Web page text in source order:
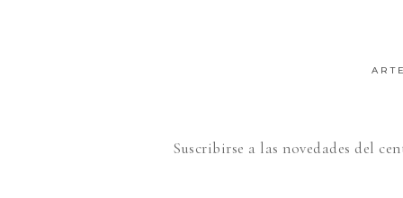
Suscribirse a las novedades del